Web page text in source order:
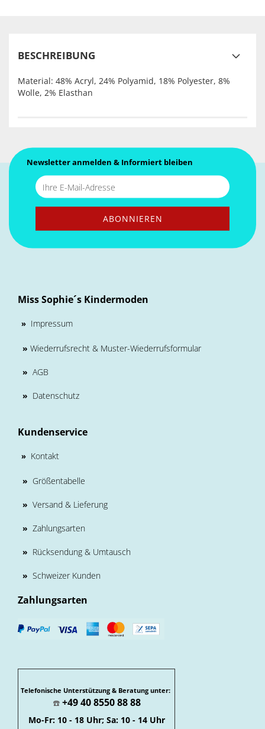
BESCHREIBUNG
Material: 48% Acryl, 24% Polyamid, 18% Polyester, 8%
Wolle, 2% Elasthan
Newsletter anmelden & Informiert bleiben
Miss Sophie´s Kindermoden
» Impressum
» Wiederrufsrecht & Muster-Wiederrufsformular
» AGB
» Datenschutz
Kundenservice
» Kontakt
» Größentabelle
» Versand & Lieferung
» Zahlungsarten
» Rücksendung & Umtausch
» Schweizer Kunden
Zahlungsarten
Telefonische Unterstützung & Beratung unter:
☎️ +49 40 8550 88 88
Mo-Fr: 10 - 18 Uhr; Sa: 10 - 14 Uhr